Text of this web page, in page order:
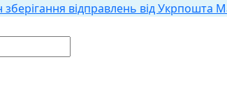
зберігання відправлень від Укрпошта